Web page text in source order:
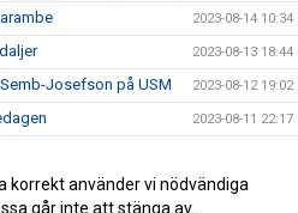
2023-08-14 10:34
2023-08-13 18:44
Josefson på USM 2023-08-12 19:02
2023-08-11 22:17
2023-08-10 22:12
korrekt använder vi nödvändiga
går inte att stänga av.